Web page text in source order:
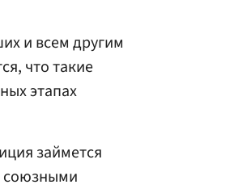
и всем другим
что такие
этапах
займется
союзными